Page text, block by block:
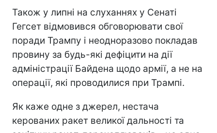
Також у липні на слуханнях у Сенаті
Гегсет відмовився обговорювати свої
поради Трампу і неодноразово покладав
провину за будь-які дефіцити на дії
адміністрації Байдена щодо армії, а не на
операції, які проводилися при Трампі.
Як каже одне з джерел, нестача
керованих ракет великої дальності та